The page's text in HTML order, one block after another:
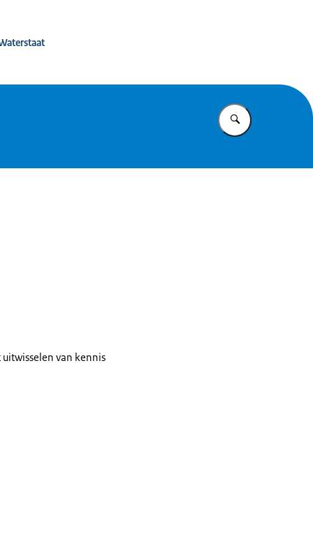
Vul in wat u
van kennis